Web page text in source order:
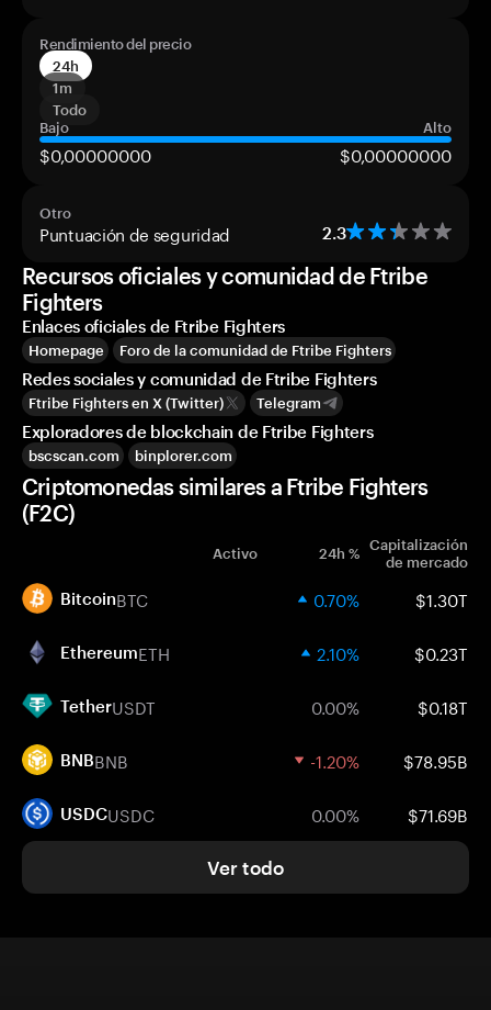
Rendimiento del precio
24h
1m
Todo
Bajo
Alto
$0,00000000 $0,00000000
Otro
Puntuación de seguridad 2.3
Recursos oficiales y comunidad de Ftribe
Fighters
Enlaces oficiales de Ftribe Fighters
Homepage Foro de la comunidad de Ftribe Fighters
Redes sociales y comunidad de Ftribe Fighters
Ftribe Fighters en X (Twitter) Telegram
Exploradores de blockchain de Ftribe Fighters
bscscan.com binplorer.com
Criptomonedas similares a Ftribe Fighters
(F2C)
Activo 24h % Capitalización
de mercado
BitcoinBTC 0.70% $1.30T
EthereumETH 2.10% $0.23T
TetherUSDT 0.00% $0.18T
BNBBNB -1.20% $78.95B
USDCUSDC 0.00% $71.69B
Ver todo